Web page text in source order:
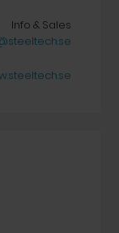
Info & Sales